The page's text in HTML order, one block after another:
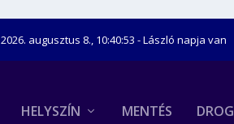
2026. augusztus 8., 10:40:54 - László napja van
HELYSZÍN MENTÉS DROG